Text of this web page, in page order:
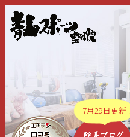
7月29日更新